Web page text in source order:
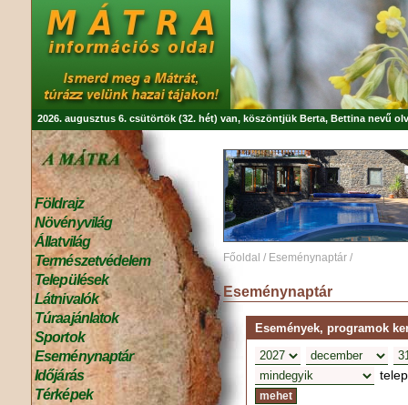
2026. augusztus 6. csütörtök (32. hét) van, köszöntjük Berta, Bettina nevű
Földrajz
Növényvilág
Állatvilág
Természetvédelem
Települések
Látnivalók
Túraajánlatok
Sportok
Eseménynaptár
Időjárás
Térképek
Főoldal / Eseménynaptár /
Eseménynaptár
Események, programok